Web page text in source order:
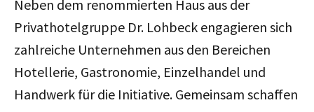
Neben dem renommierten Haus aus der
Privathotelgruppe Dr. Lohbeck engagieren sich
zahlreiche Unternehmen aus den Bereichen
Hotellerie, Gastronomie, Einzelhandel und
Handwerk für die Initiative. Gemeinsam schaffen